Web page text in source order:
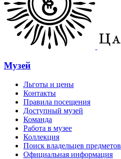
Музей
Льготы и цены
Контакты
Правила посещения
Доступный музей
Команда
Работа в музее
Коллекция
Поиск владельцев предметов
Официальная информация